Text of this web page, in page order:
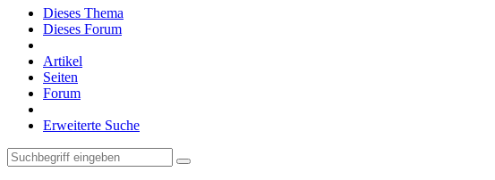
Dieses Thema
Dieses Forum
Artikel
Seiten
Forum
Erweiterte Suche